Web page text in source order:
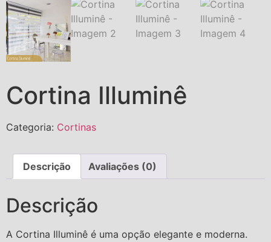
Cortina Illuminê
Categoria: Cortinas
Descrição Avaliações (0)
Descrição
A Cortina Illuminê é uma opção elegante e moderna.